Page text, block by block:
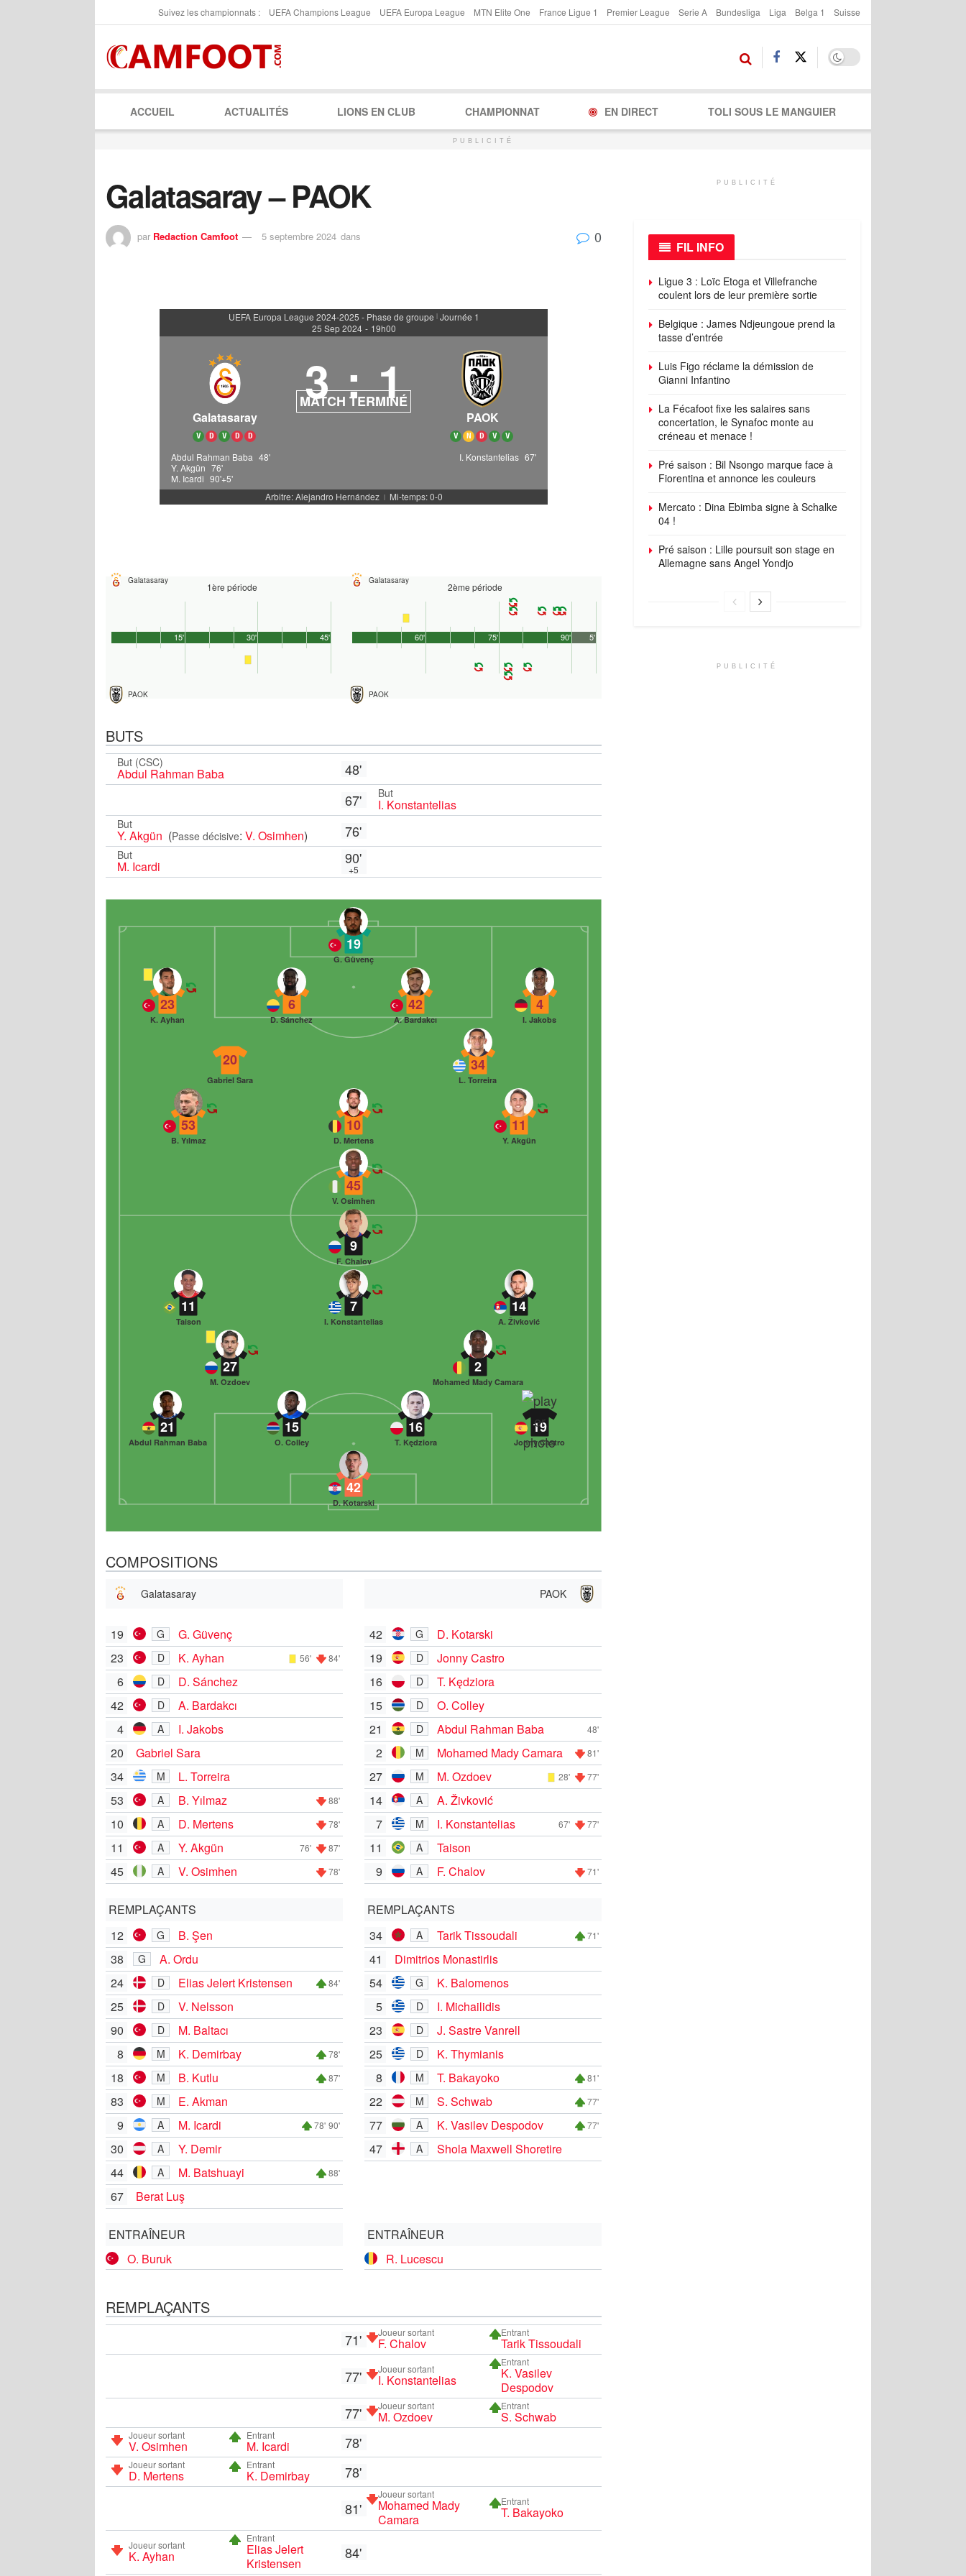
Suivez les championnats : UEFA Champions League UEFA Europa League MTN Elite One France Ligue 1 Premier League Serie A Bundesliga Liga Belga 1 Suisse
ACCUEIL ACTUALITÉS LIONS EN CLUB CHAMPIONNAT EN DIRECT TOLI SOUS LE MANGUIER
PUBLICITÉ
Galatasaray – PAOK
par Redaction Camfoot 5 septembre 2024 dans 0
UEFA Europa League 2024-2025 - Phase de groupe | Journée 1
25 Sep 2024 - 19h00
Galatasaray
V D V D D
3 : 1
MATCH TERMINÉ
PAOK
V N D V V
Abdul Rahman Baba 48'
Y. Akgün 76'
M. Icardi 90'+5'
I. Konstantelias 67'
Arbitre: Alejandro Hernández | Mi-temps: 0-0
Galatasaray
1ère période
PAOK
45'
15' 30'
Galatasaray
2ème période
PAOK
90'
60' 75' 5'
BUTS
But (CSC)
Abdul Rahman Baba
48'
67'
But
I. Konstantelias
But
Y. Akgün (Passe décisive: V. Osimhen) 76'
But
M. Icardi 90'
+5
19
G. Güvenç
4
I. Jakobs
42
A. Bardakcı
6
D. Sánchez
23
K. Ayhan
34
L. Torreira
20
Gabriel Sara
11
Y. Akgün
10
D. Mertens
53
B. Yılmaz
45
V. Osimhen
42
D. Kotarski
21
Abdul Rahman Baba
15
O. Colley
16
T. Kędziora
19
Jonny Castro
27
M. Ozdoev
2
Mohamed Mady Camara
11
Taison
7
I. Konstantelias
14
A. Živković
9
F. Chalov
COMPOSITIONS
Galatasaray
19 G
G. Güvenç
23
D K. Ayhan 56' 84'
6 D
D. Sánchez
42
D
A. Bardakcı
4
A
I. Jakobs
20
Gabriel Sara
34
M
L. Torreira
53
A B. Yılmaz 88'
10 A D. Mertens 78'
11 A Y. Akgün 76' 87'
45 A V. Osimhen 78'
REMPLAÇANTS
12
G
B. Şen
38
G
A. Ordu
24
D Elias Jelert Kristensen 84'
25 D
V. Nelsson
90
D
M. Baltacı
8
M K. Demirbay 78'
18 M B. Kutlu 87'
83 M
E. Akman
9
A M. Icardi 78' 90'
30 A
Y. Demir
44
A M. Batshuayi 88'
67 Berat Luş
ENTRAÎNEUR
O. Buruk
PAOK
42 G
D. Kotarski
19
D
Jonny Castro
16
D
T. Kędziora
15
D
O. Colley
21
D Abdul Rahman Baba 48'
2 M Mohamed Mady Camara 81'
27 M M. Ozdoev 28' 77'
14 A
A. Živković
7
M I. Konstantelias 67' 77'
11 A
Taison
9
A F. Chalov 71'
REMPLAÇANTS
34
A Tarik Tissoudali 71'
41
Dimitrios Monastirlis
54
G
K. Balomenos
5
D
I. Michailidis
23
D
J. Sastre Vanrell
25
D
K. Thymianis
8
M T. Bakayoko 81'
22 M S. Schwab 77'
77 A K. Vasilev Despodov 77'
47 A Shola Maxwell Shoretire
ENTRAÎNEUR
R. Lucescu
REMPLAÇANTS
71' Joueur sortant
F. Chalov
Entrant
Tarik Tissoudali
77' Joueur sortant
I. Konstantelias
Entrant
K. Vasilev
Despodov
77' Joueur sortant
M. Ozdoev
Entrant
S. Schwab
Joueur sortant
V. Osimhen
Entrant
M. Icardi 78'
Joueur sortant
D. Mertens
Entrant
K. Demirbay
78'
81'
Joueur sortant
Mohamed Mady
Camara
Entrant
T. Bakayoko
Joueur sortant
K. Ayhan
Entrant
Elias Jelert
Kristensen
84'
PUBLICITÉ
FIL INFO
Ligue 3 : Loïc Etoga et Villefranche
coulent lors de leur première sortie
Belgique : James Ndjeungoue prend la
tasse d’entrée
Luis Figo réclame la démission de
Gianni Infantino
La Fécafoot fixe les salaires sans
concertation, le Synafoc monte au
créneau et menace !
Pré saison : Bil Nsongo marque face à
Fiorentina et annonce les couleurs
Mercato : Dina Ebimba signe à Schalke
04 !
Pré saison : Lille poursuit son stage en
Allemagne sans Angel Yondjo
PUBLICITÉ